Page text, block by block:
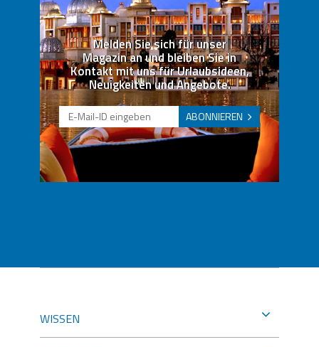
Melden Sie sich für unser
Magazin an und bleiben Sie in
Kontakt mit uns für Urlaubsideen,
Neuigkeiten und Angebote.
ABONNIEREN
WISSEN